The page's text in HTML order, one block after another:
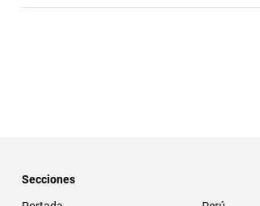
Secciones